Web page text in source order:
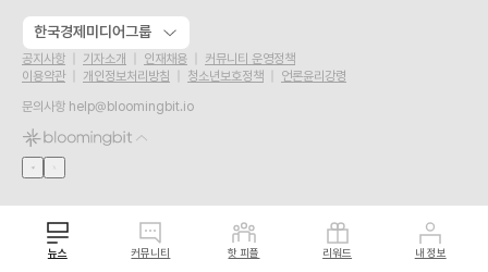
한국경제미디어그룹
공지사항 기자소개 인재채용
커뮤니티 운영정책
이용약관
개인정보처리방침 청소년보호정책
언론윤리강령
문의사항 help@bloomingbit.io
뉴스 커뮤니티 핫 피플 리워드 내 정보